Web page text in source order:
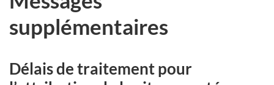
supplémentaires
Délais de traitement pour